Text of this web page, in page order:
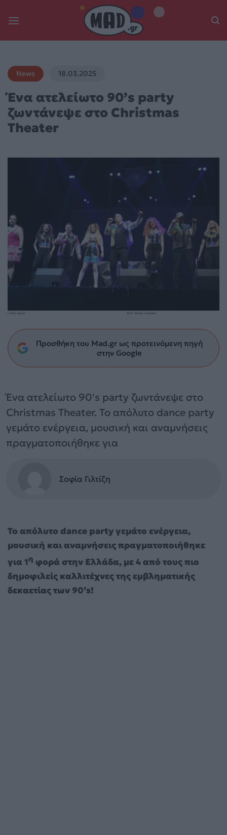
News 18.03.2025
Ένα ατελείωτο 90’s party
ζωντάνεψε στο Christmas
Theater
Προσθήκη του Mad.gr ως προτεινόμενη πηγή
στην Google
Ένα ατελείωτο 90's party ζωντάνεψε στο
Christmas Theater. Το απόλυτο dance party
γεμάτο ενέργεια, μουσική και αναμνήσεις
πραγματοποιήθηκε για
Σοφία Γιλτίζη
Το απόλυτο dance party γεμάτο ενέργεια,
μουσική και αναμνήσειςπραγματοποιήθηκε
για 1η φορά στην Ελλάδα, με 4 από τους πιο
δημοφιλείς καλλιτέχνες της εμβληματικής
δεκαετίας των 90’s!